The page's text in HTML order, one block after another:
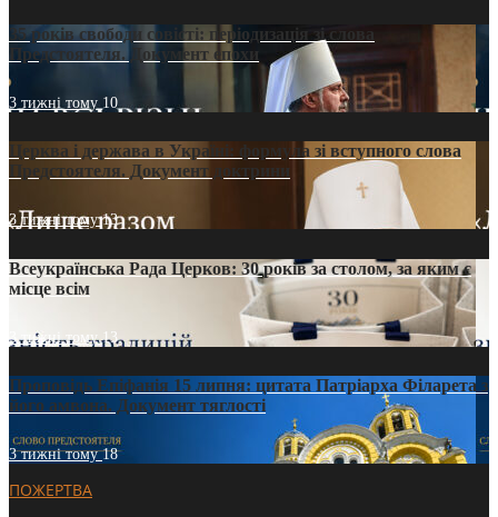
35 років свободи совісті: періодизація зі слова
Предстоятеля. Документ епохи
3 тижні тому 10
Церква і держава в Україні: формула зі вступного слова
Предстоятеля. Документ доктрини
3 тижні тому13
Всеукраїнська Рада Церков: 30 років за столом, за яким є
місце всім
3 тижні тому13
Проповідь Епіфанія 15 липня: цитата Патріарха Філарета з
його амвона. Документ тяглості
3 тижні тому18
ПОЖЕРТВА